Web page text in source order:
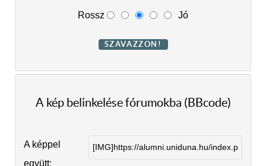
Rossz Jó
A kép belinkelése fórumokba (BBcode)
A képpel
együtt: